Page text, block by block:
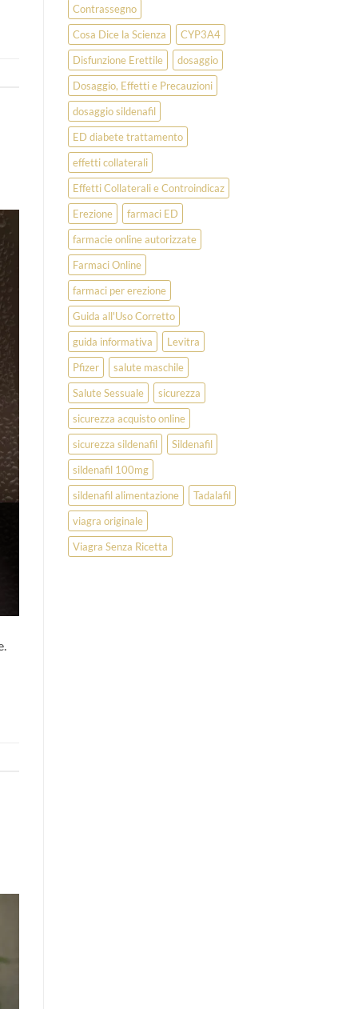
Contrassegno
Cosa Dice la Scienza
CYP3A4
Disfunzione Erettile
dosaggio
Dosaggio, Effetti e Precauzioni
dosaggio sildenafil
ED diabete trattamento
effetti collaterali
Effetti Collaterali e Controindicaz
Erezione
farmaci ED
farmacie online autorizzate
Farmaci Online
farmaci per erezione
Guida all'Uso Corretto
guida informativa
Levitra
Pfizer
salute maschile
Salute Sessuale
sicurezza
sicurezza acquisto online
sicurezza sildenafil
Sildenafil
sildenafil 100mg
sildenafil alimentazione
Tadalafil
viagra originale
Viagra Senza Ricetta